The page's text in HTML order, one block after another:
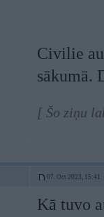
Civilie
sākumā.
[ Šo ziņu
07. Oct 2023, 15:41
Kā tuvo